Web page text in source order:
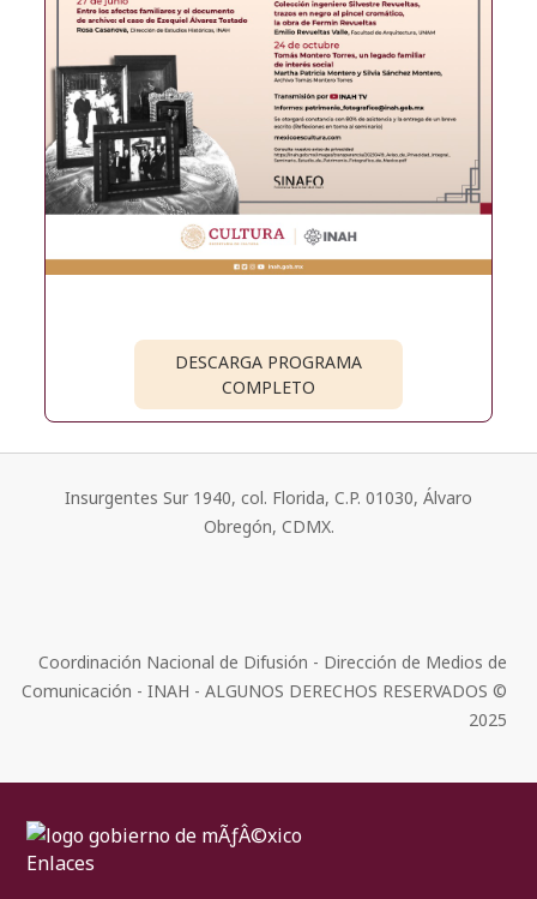
DESCARGA PROGRAMA
COMPLETO
Insurgentes Sur 1940, col. Florida, C.P. 01030, Álvaro
Obregón, CDMX.
Coordinación Nacional de Difusión - Dirección de Medios de
Comunicación - INAH - ALGUNOS DERECHOS RESERVADOS ©
2025
Enlaces